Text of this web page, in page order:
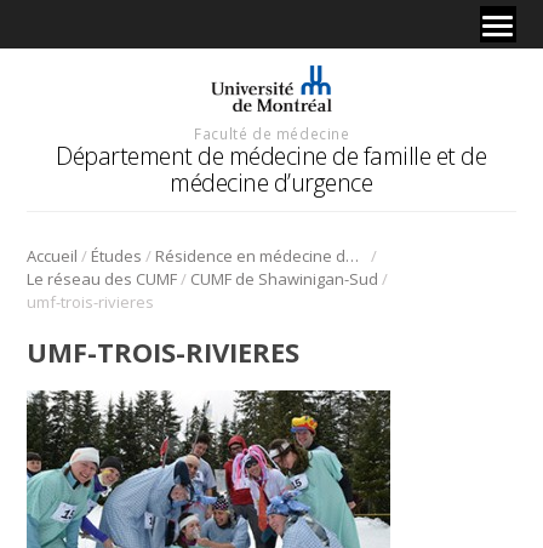
Faculté de médecine
Département de médecine de famille et de
médecine d’urgence
Accueil / Études / Résidence en médecine de famille
/
Le réseau des CUMF/ CUMF de Shawinigan-Sud /
umf-trois-rivieres
UMF-TROIS-RIVIERES